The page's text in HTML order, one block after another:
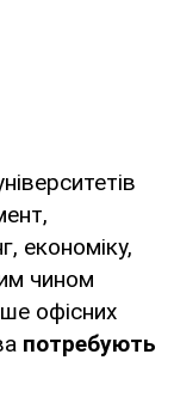
економіку,
чином
офісних
потребують